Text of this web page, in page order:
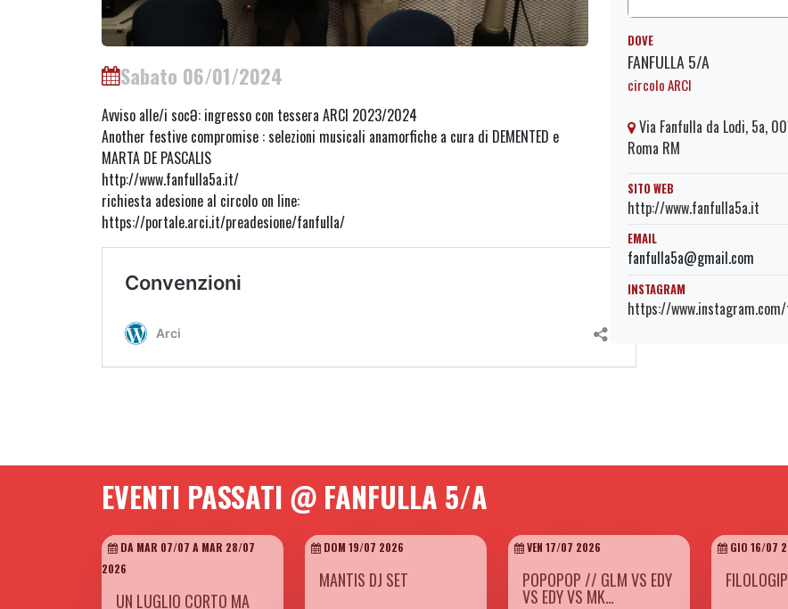
Sabato 06/01/2024
Avviso alle/i socƏ: ingresso con tessera ARCI 2023/2024
Another festive compromise : selezioni musicali anamorfiche a cura di DEMENTED e
MARTA DE PASCALIS
http://www.fanfulla5a.it/
richiesta adesione al circolo on line:
https://portale.arci.it/preadesione/fanfulla/
DOVE
FANFULLA 5/A
circolo ARCI
Via Fanfulla da Lodi, 5a,
Roma RM
SITO WEB
http://www.fanfulla5a.it
EMAIL
fanfulla5a@gmail.com
INSTAGRAM
https://
EVENTI PASSATI @ FANFULLA 5/A
DA MAR 07/07 A MAR 28/07
2026
UN LUGLIO CORTO MA
DOM 19/07 2026
MANTIS DJ SET
VEN 17/07 2026
POPOPOP // GLM VS EDY
VS EDY VS MK…
GIO 16/07